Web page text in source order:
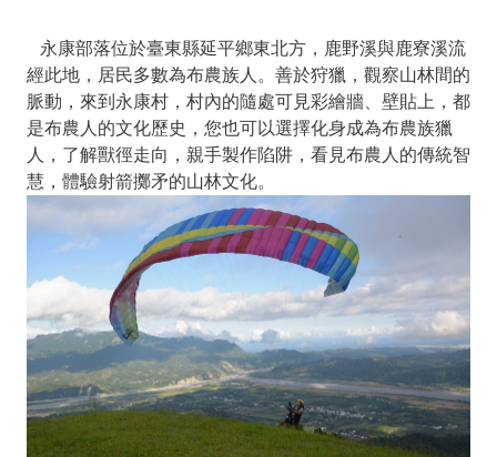
永康部落位於臺東縣延平鄉東北方，鹿野溪與鹿寮溪流
經此地，居民多數為布農族人。善於狩獵，觀察山林間的
脈動，來到永康村，村內的隨處可見彩繪牆、壁貼上，都
是布農人的文化歷史，您也可以選擇化身成為布農族獵
人，了解獸徑走向，親手製作陷阱，看見布農人的傳統智
慧，體驗射箭擲矛的山林文化。